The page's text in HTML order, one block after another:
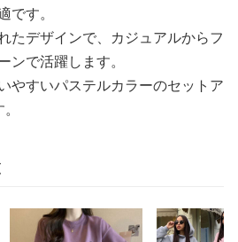
す。
たデザインで、カジュアルからフ
ンで活躍します。
やすいパステルカラーのセットア